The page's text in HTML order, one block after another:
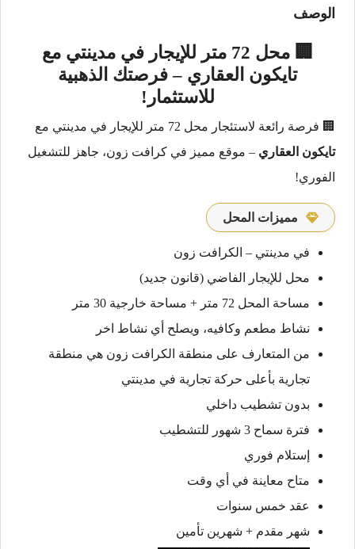
الوصف
🏢 محل 72 متر للإيجار في مدينتي مع
تايكون العقاري – فرصتك الذهبية
للاستثمار!
🏢 فرصة رائعة لاستئجار محل 72 متر للإيجار في مدينتي مع
تايكون العقاري – موقع مميز في كرافت زون، جاهز للتشغيل
الفوري!
مميزات المحل
في مدينتي – الكرافت زون
محل للإيجار الفاضي (قانون جديد)
مساحة المحل 72 متر + مساحة خارجية 30 متر
نشاط مطعم وكافيه، ويصلح أي نشاط اخر
من المتعارف على منطقة الكرافت زون هي منطقة
تجارية بأعلى حركة تجارية في مدينتي
بدون تشطيب داخلي
فترة سماح 3 شهور للتشطيب
إستلام فوري
متاح معاينة في أي وقت
عقد خمس سنوات
شهر مقدم + شهرين تأمين